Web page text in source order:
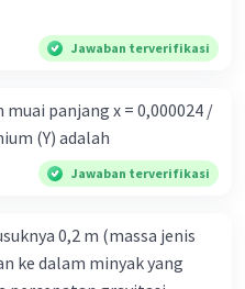
Jawaban terverifikasi
panjang x = 0,000024 /
(Y) adalah
Jawaban terverifikasi
0,2 m (massa jenis
ke dalam minyak yang